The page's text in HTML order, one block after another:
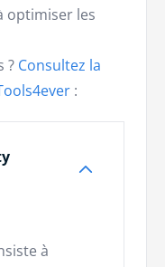
optimiser les
? Consultez la
:
à